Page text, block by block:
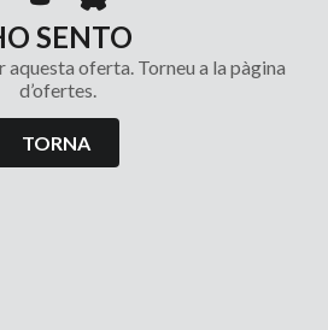
SENTO
oferta. Torneu a la pàgina
d’ofertes.
TORNA